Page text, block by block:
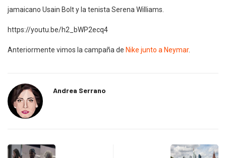
jamaicano Usain Bolt y la tenista Serena Williams.
https://youtu.be/h2_bWP2ecq4
Anteriormente vimos la campaña de Nike junto a Neymar.
Andrea Serrano